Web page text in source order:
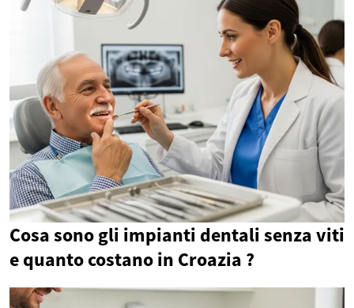
Cosa sono gli impianti dentali senza viti
e quanto costano in Croazia ?